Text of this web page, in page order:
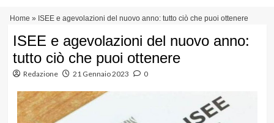
contenuto
Home » ISEE e agevolazioni del nuovo anno: tutto ciò che puoi ottenere
ISEE e agevolazioni del nuovo anno:
tutto ciò che puoi ottenere
Redazione 21 Gennaio 2023 0